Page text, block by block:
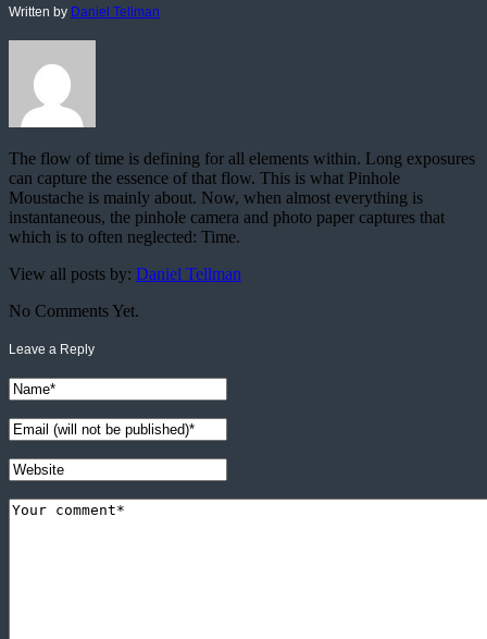
Written by Daniel Tellman
The flow of time is defining for all elements within. Long exposures
can capture the essence of that flow. This is what Pinhole
Moustache is mainly about. Now, when almost everything is
instantaneous, the pinhole camera and photo paper captures that
which is to often neglected: Time.
View all posts by: Daniel Tellman
No Comments Yet.
Leave a Reply